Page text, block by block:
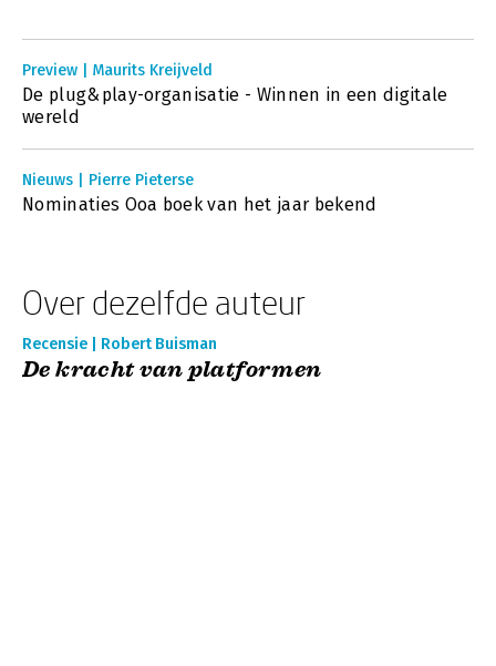
Preview | Maurits Kreijveld
De plug&play-organisatie - Winnen in een digitale
wereld
Nieuws | Pierre Pieterse
Nominaties Ooa boek van het jaar bekend
Over dezelfde auteur
Recensie | Robert Buisman
De kracht van platformen